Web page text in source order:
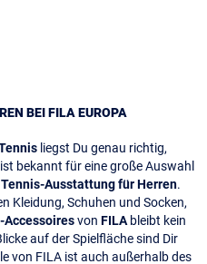
BEI FILA EUROPA
liegst Du genau richtig,
ist bekannt für eine große Auswahl
Tennis-Ausstattung für Herren.
Kleidung, Schuhen und Socken,
Accessoiresvon FILA bleibt kein
auf der Spielfläche sind Dir
von FILA ist auch außerhalb des